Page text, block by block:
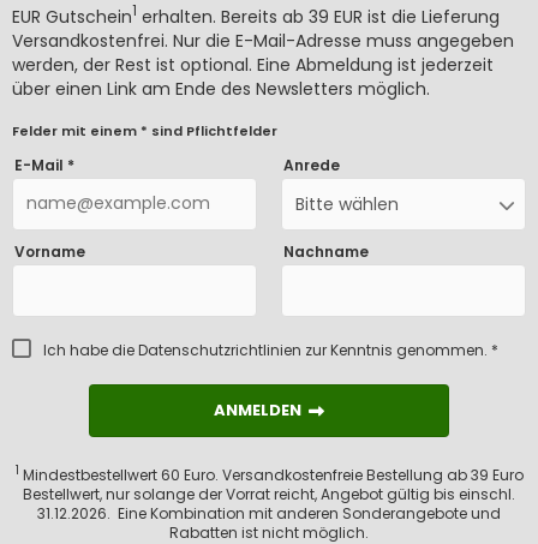
EUR Gutschein1 erhalten. Bereits ab 39 EUR ist die Lieferung
Versandkostenfrei. Nur die E-Mail-Adresse muss angegeben
werden, der Rest ist optional. Eine Abmeldung ist jederzeit
über einen Link am Ende des Newsletters möglich.
Felder mit einem * sind Pflichtfelder
E-Mail * Anrede
Bitte wählen
Vorname Nachname
Ich habe dieDatenschutzrichtlinien zur Kenntnis genommen. *
ANMELDEN
ANMELDEN
1 Mindestbestellwert 60 Euro. Versandkostenfreie Bestellung ab 39 Euro
Bestellwert, nur solange der Vorrat reicht, Angebot gültig bis einschl.
31.12.2026. Eine Kombination mit anderen Sonderangebote und
Rabatten ist nicht möglich.